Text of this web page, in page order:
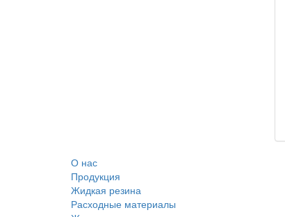
О нас
Продукция
Жидкая резина
Расходные материалы